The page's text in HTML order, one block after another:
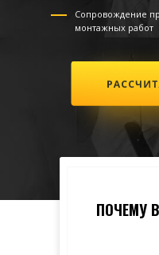
Сопровождение
монтажных работ
ПОЧЕМУ